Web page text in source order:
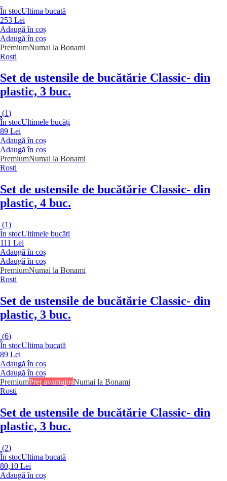
În stocUltima bucată
253 Lei
Adaugă în coș
Adaugă în coș
PremiumNumai la Bonami
Rosti
Set de ustensile de bucătărie Classic- din
plastic, 3 buc.
(1)
În stocUltimele bucăți
89 Lei
Adaugă în coș
Adaugă în coș
PremiumNumai la Bonami
Rosti
Set de ustensile de bucătărie Classic- din
plastic, 4 buc.
(1)
În stocUltimele bucăți
111 Lei
Adaugă în coș
Adaugă în coș
PremiumNumai la Bonami
Rosti
Set de ustensile de bucătărie Classic- din
plastic, 3 buc.
(6)
În stocUltima bucată
89 Lei
Adaugă în coș
Adaugă în coș
PremiumPreț avantajosNumai la Bonami
Rosti
Set de ustensile de bucătărie Classic- din
plastic, 3 buc.
(2)
În stocUltima bucată
80,10 Lei
Adaugă în coș